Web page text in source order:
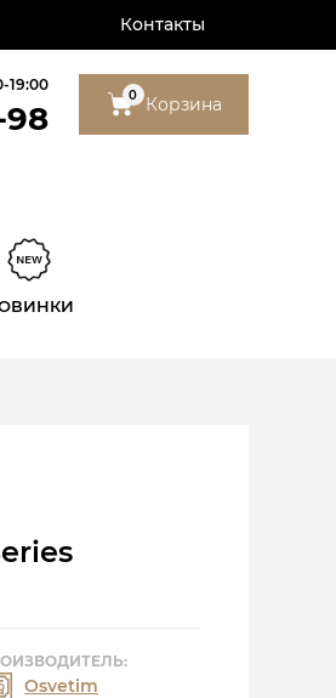
Контакты
19:00
98
0 Корзина
Osvetim